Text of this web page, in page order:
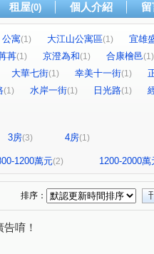
租屋(0) 個人介紹
公寓(1) 大江山公寓區(1)
宜雄
苒(1) 京澄為和(1) 合康檜邑(1)
大華七街(1) 幸美十一街(1)
(1) 水岸一街(1) 日光路(1)
3房(3) 4房(1)
1200萬元(2) 1200-2000萬
排序：
唷！